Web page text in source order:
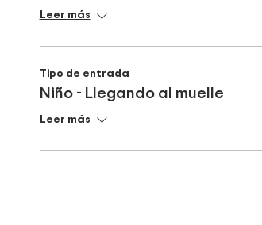
Leer más
Tipo de entrada
Niño - Llegando al muelle
Leer más